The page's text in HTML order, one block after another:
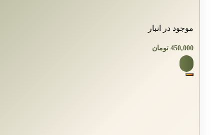
موجود در انبار
450,000 تومان